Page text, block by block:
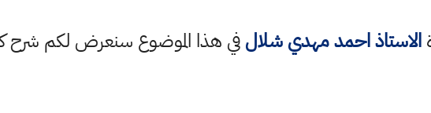
الاستاذ احمد مهدي شلالفي هذا الموضوع سنعرض لكم شرح